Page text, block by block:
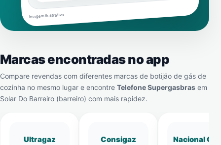
Imagem ilustrativa
Marcas encontradas no app
Compare revendas com diferentes marcas de botijão de gás de
cozinha no mesmo lugar e encontre Telefone Supergasbras em
Solar Do Barreiro (barreiro) com mais rapidez.
Ultragaz Consigaz Nacional Gás